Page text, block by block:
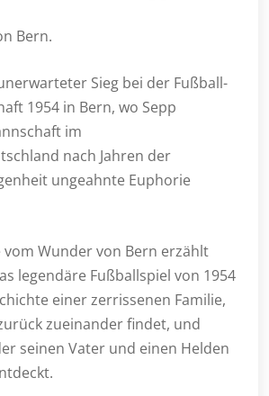
Bern.
Sieg bei der Fußball-
1954 in Bern, wo Sepp
im
nach Jahren der
ungeahnte Euphorie
vom Wunder von Bern erzählt
legendäre Fußballspiel von 1954
einer zerrissenen Familie,
zueinander findet, und
seinen Vater und einen Helden